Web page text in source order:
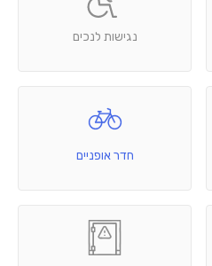
נגישות לנכים
חדר אופניים